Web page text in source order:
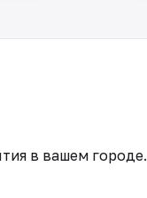
в вашем городе.